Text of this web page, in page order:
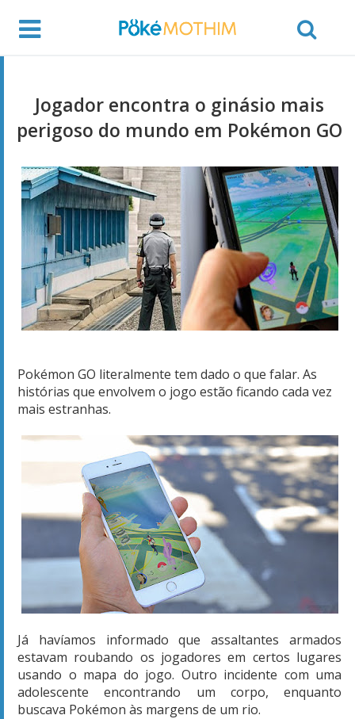
Jogador encontra o ginásio mais
perigoso do mundo em Pokémon GO
Pokémon GO literalmente tem dado o que falar. As
histórias que envolvem o jogo estão ficando cada vez
mais estranhas.
Já havíamos informado que assaltantes armados
estavam roubando os jogadores em certos lugares
usando o mapa do jogo. Outro incidente com uma
adolescente encontrando um corpo, enquanto
buscava Pokémon às margens de um rio.